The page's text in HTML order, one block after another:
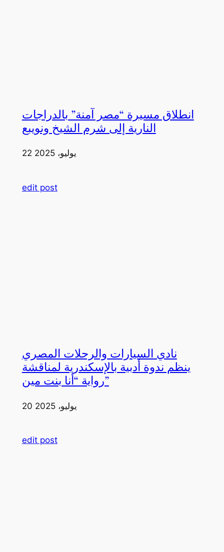
انطلاق مسيرة “مصر آمنة” بالدراجات
النارية إلى شرم الشيخ ونويبع
22 يوليو، 2025
edit post
نادي السيارات والرحلات المصري
ينظم ندوة أدبية بالإسكندرية لمناقشة
رواية “أنا بنت مين”
20 يوليو، 2025
edit post